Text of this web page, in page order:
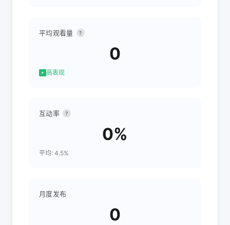
平均观看量 ?
0
高表现
互动率 ?
0%
平均: 4.5%
月度发布
0